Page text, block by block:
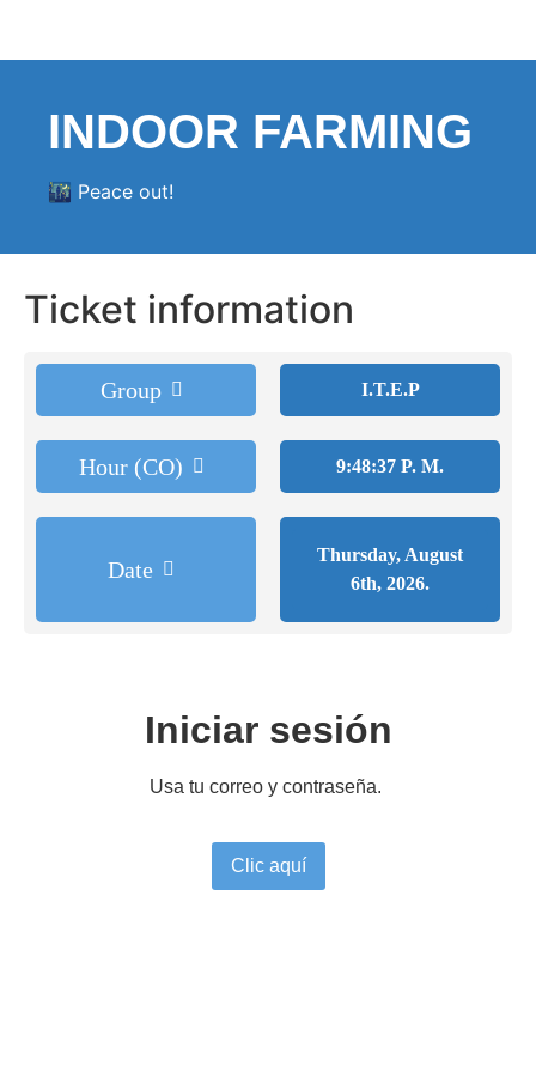
INDOOR FARMING
🌃 Peace out!
Ticket information
Group
Hour (CO)
Date
I.T.E.P
9:48:37 P. M.
Thursday, August
6th, 2026.
Iniciar sesión
Usa tu correo y contraseña.
Clic aquí